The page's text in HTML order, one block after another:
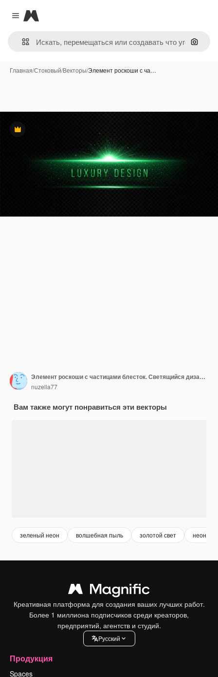
Close menu
Magnific
Поиск
Главная/Стоковый/Векторы/Элемент роскоши с ча…
Премиум
Элемент роскоши с частицами блесток. Светящийся дизайн для скидок, распродаж и поздравительных открыток.
nuzella77
Вам также могут понравиться эти векторы
зеленый неон волшебная пыль золотой свет неон
Креативная платформа для создания ваших лучших работ.
Более 1 миллиона подписчиков среди креаторов,
предприятий, агентств и студий.
Pусский
Продукция
Spaces